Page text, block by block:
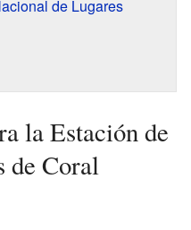
de Lugares
la Estación de
de Coral